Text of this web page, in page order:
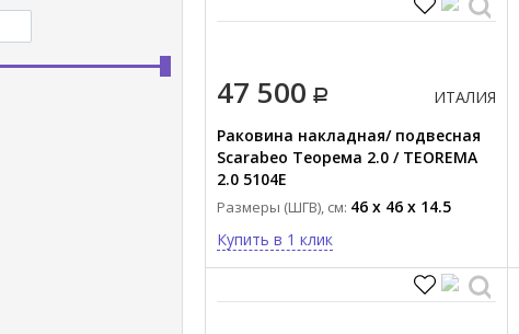
47 500
ИТАЛИЯ
Раковина накладная/ подвесная
Scarabeo Теорема 2.0 / TEOREMA
2.0 5104E
Размеры (ШГВ), см: 46 x 46 x 14.5
Купить в 1 клик